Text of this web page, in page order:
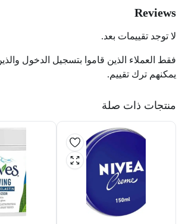
Reviews
لا توجد تقييمات بعد.
فقط العملاء الذين قاموا بتسجيل الدخول
يمكنهم ترك تقييم.
منتجات ذات صلة